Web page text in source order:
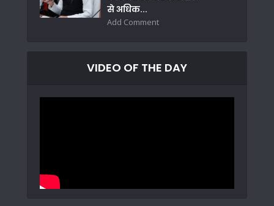
से अधिक...
Add Comment
VIDEO OF THE DAY